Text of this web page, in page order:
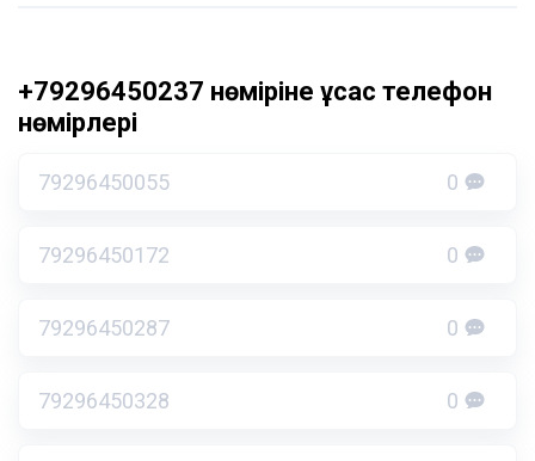
+79296450237 нөміріне ұқсас телефон
нөмірлері
79296450055 0
79296450172 0
79296450287 0
79296450328 0